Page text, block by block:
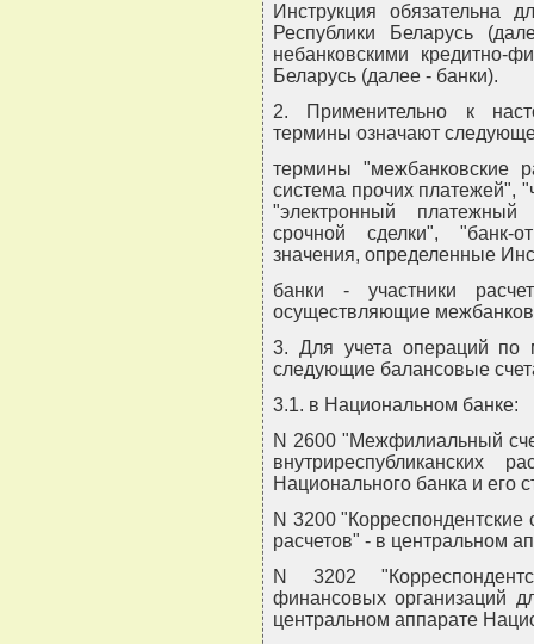
Инструкция обязательна
Республики Беларусь
небанковскими кредитно-
Беларусь (далее - банки).
2. Применительно к
термины означают
термины "межбанковские
система прочих платежей",
"электронный
срочной сделки", "банк-
значения, определенные
банки - участники
осуществляющие
3. Для учета операций по
следующие балансовые
3.1. в Национальном банке:
N 2600 "Межфилиальный
внутриреспубликанских
Национального банка и его
N 3200 "Корреспондентские
расчетов" - в центральном
N 3202
финансовых организаций
центральном аппарате